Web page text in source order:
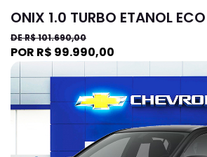
ONIX 1.0 TURBO ETANOL
DE R$ 101.690,00
POR R$ 99.990,00